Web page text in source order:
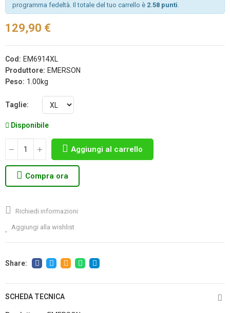
programma fedeltà. Il totale del tuo carrello è 2.58 punti
129,90 €
Cod: EM6914XL
Produttore: EMERSON
Peso: 1.00kg
Taglie
Disponibile
Aggiungi al carrello
Compra ora
Richiedi informazioni
Aggiungi alla wishlist
SCHEDA TECNICA